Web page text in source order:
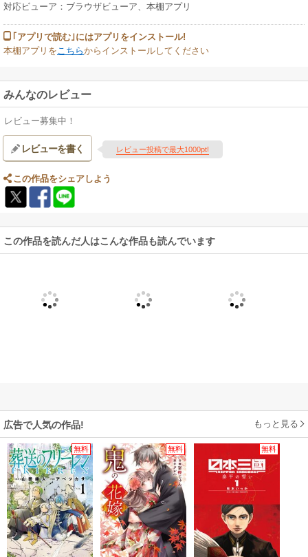
対応ビューア：ブラウザビューア、本棚アプリ
｢アプリで読む｣にはアプリをインストール!
本棚アプリを こちらからインストールしてください
みんなのレビュー
レビュー募集中！
レビューを書く レビュー投稿で最大1000pt!
この作品をシェアしよう
この作品を読んだ人はこんな作品も読んでいます
広告で人気の作品! もっと見る
無料 無料 無料